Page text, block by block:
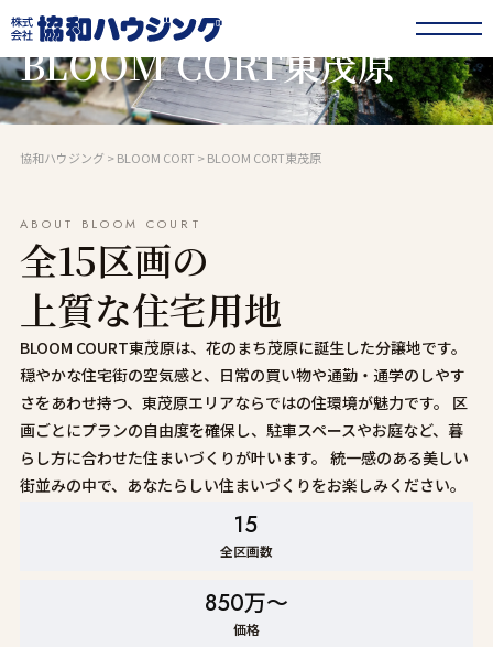
茂原市
BLOOM CORT東茂原
協和ハウジング >BLOOM CORT>BLOOM CORT東茂原
ABOUT BLOOM COURT
全15区画の
上質な住宅用地
BLOOM COURT東茂原は、花のまち茂原に誕生した分譲地です。
穏やかな住宅街の空気感と、日常の買い物や通勤・通学のしやす
さをあわせ持つ、東茂原エリアならではの住環境が魅力です。 区
画ごとにプランの自由度を確保し、駐車スペースやお庭など、暮
らし方に合わせた住まいづくりが叶います。 統一感のある美しい
街並みの中で、あなたらしい住まいづくりをお楽しみください。
15
全区画数
850万〜
価格